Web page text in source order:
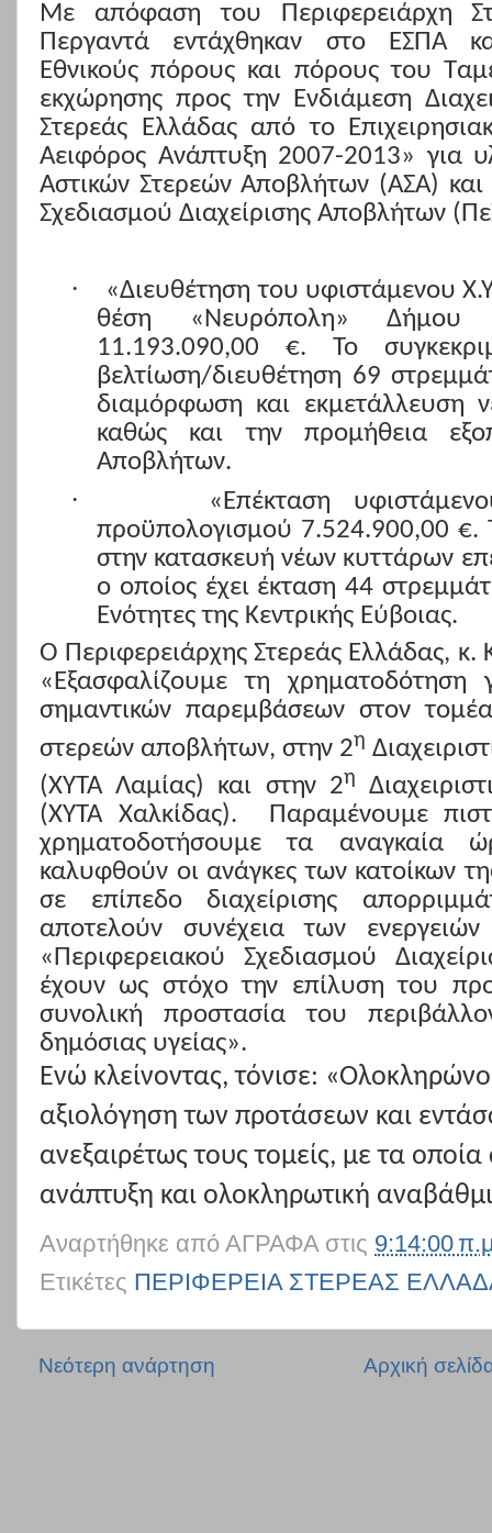
Με απόφαση του Περιφερειάρχη
Περγαντά εντάχθηκαν στο ΕΣΠΑ
Εθνικούς πόρους και πόρους του
εκχώρησης προς την Ενδιάμεση
Στερεάς Ελλάδας από το
Αειφόρος Ανάπτυξη 2007-2013» για
Αστικών Στερεών Αποβλήτων (ΑΣΑ)
Σχεδιασμού Διαχείρισης Αποβλήτων
·
«Διευθέτηση του υφιστάμενου
θέση «Νευρόπολη» Δήμου
11.193.090,00 €. Το
βελτίωση/διευθέτηση 69
διαμόρφωση και εκμετάλλευση
καθώς και την προμήθεια
Αποβλήτων.
·
«Επέκταση
προϋπολογισμού 7.524.900,00 €.
στην κατασκευή νέων κυττάρων
ο οποίος έχει έκταση 44
Ενότητες της Κεντρικής Εύβοιας.
Ο Περιφερειάρχης Στερεάς Ελλάδας, κ.
«Εξασφαλίζουμε τη
σημαντικών παρεμβάσεων στον
στερεών αποβλήτων, στην 2η
(ΧΥΤΑ Λαμίας) και στην 2η
(ΧΥΤΑ Χαλκίδας).
Παραμένουμε
χρηματοδοτήσουμε τα αναγκαία
καλυφθούν οι ανάγκες των κατοίκων
σε επίπεδο διαχείρισης
αποτελούν συνέχεια των
«Περιφερειακού Σχεδιασμού
έχουν ως στόχο την επίλυση του
συνολική προστασία του
δημόσιας υγείας».
Ενώ κλείνοντας, τόνισε:
αξιολόγηση των προτάσεων και
ανεξαιρέτως τους τομείς, με τα
ανάπτυξη και ολοκληρωτική
Αναρτήθηκε από ΑΓΡΑΦΑ στις 9:14:00
Ετικέτες ΠΕΡΙΦΕΡΕΙΑ ΣΤΕΡΕΑΣ
Νεότερη ανάρτηση Αρχική